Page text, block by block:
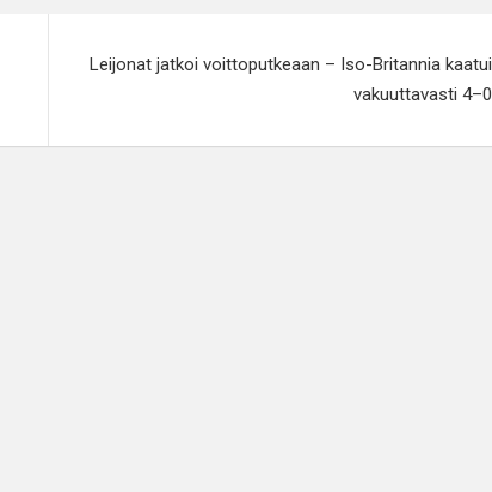
Leijonat jatkoi voittoputkeaan – Iso-Britannia kaatui
vakuuttavasti 4–0